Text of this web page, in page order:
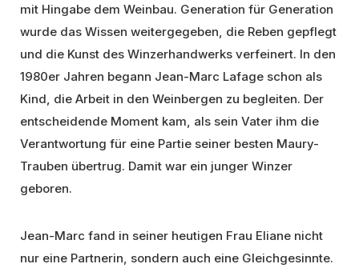
mit Hingabe dem Weinbau. Generation für Generation
wurde das Wissen weitergegeben, die Reben gepflegt
und die Kunst des Winzerhandwerks verfeinert. In den
1980er Jahren begann Jean-Marc Lafage schon als
Kind, die Arbeit in den Weinbergen zu begleiten. Der
entscheidende Moment kam, als sein Vater ihm die
Verantwortung für eine Partie seiner besten Maury-
Trauben übertrug. Damit war ein junger Winzer
geboren.
Jean-Marc fand in seiner heutigen Frau Eliane nicht
nur eine Partnerin, sondern auch eine Gleichgesinnte.